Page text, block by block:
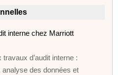
interne chez Marriott
d’audit interne :
des données et